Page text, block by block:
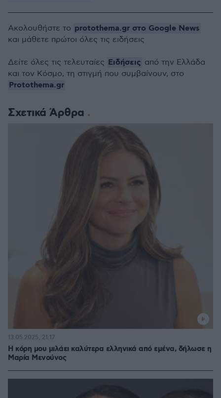
Σχετικά Άρθρα
Η κόρη μου μιλάει καλύτερα ελληνικά από εμένα, δήλωσε η
Μαρία Μενούνος
13.05.2025, 21:17
Ακολουθήστε το protothema.gr στο Google News
και μάθετε πρώτοι όλες τις ειδήσεις
Δείτε όλες τις τελευταίες Ειδήσεις από την Ελλάδα
και τον Κόσμο, τη στιγμή που συμβαίνουν, στο
Protothema.gr